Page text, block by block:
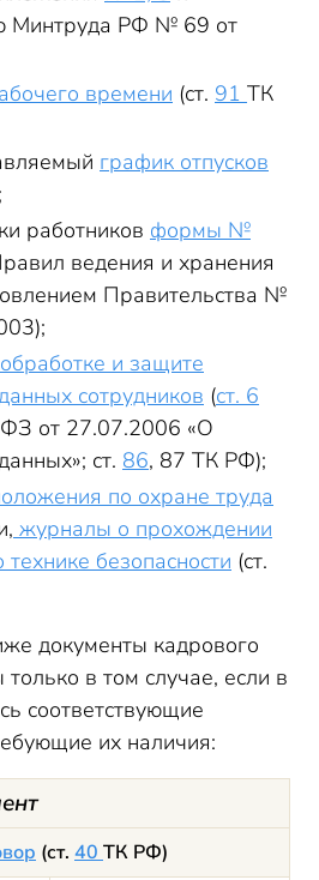
Минтруда РФ № 69 от
времени (ст. 91 ТК
график отпусков
работников формы №
ведения и хранения
Правительства №
и защите
сотрудников (ст. 6
от 27.07.2006 «О
ст. 86, 87 ТК РФ);
по охране труда
журналы о прохождении
безопасности (ст.
документы кадрового
в том случае, если в
соответствующие
их наличия:
(ст. 40 ТК РФ)